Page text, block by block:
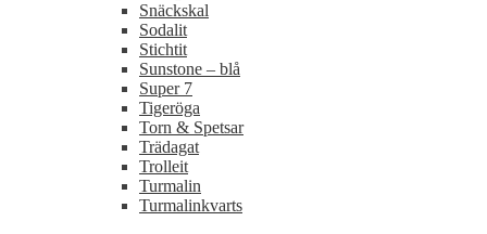
Snäckskal
Sodalit
Stichtit
Sunstone – blå
Super 7
Tigeröga
Torn & Spetsar
Trädagat
Trolleit
Turmalin
Turmalinkvarts